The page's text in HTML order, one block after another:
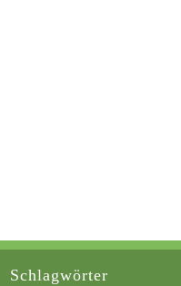
Schlagwörter